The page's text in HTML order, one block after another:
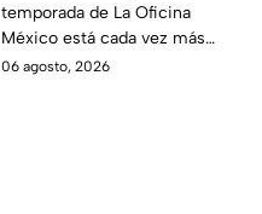
detalle desata teorías
entre los fans
temporada de La Oficina
México está cada vez más
cerca, pues el elenco ya se
06 agosto, 2026